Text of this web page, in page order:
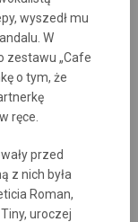
wyszedł mu
W
zestawu „Cafe
o tym, że
ręce.
przed
z nich była
Roman,
uroczej